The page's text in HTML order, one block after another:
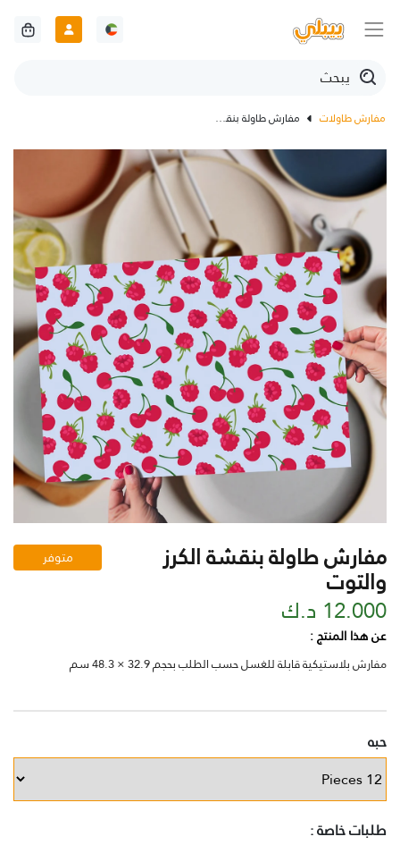
مفارش طاولات مفارش طاولة بنقشة الكرز والتوت
مفارش طاولة بنقشة الكرز
والتوت
متوفر
12.000 د.ك
عن هذا المنتج :
مفارش بلاستيكية قابلة للغسل حسب الطلب بحجم 32.9 × 48.3 سم
حبه
طلبات خاصة :